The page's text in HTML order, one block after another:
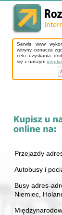
Serwis www
witryny oznacza
celu uzyskania
się z naszym
Przejazdy
Autobusy i
Busy adres-
Niemiec,